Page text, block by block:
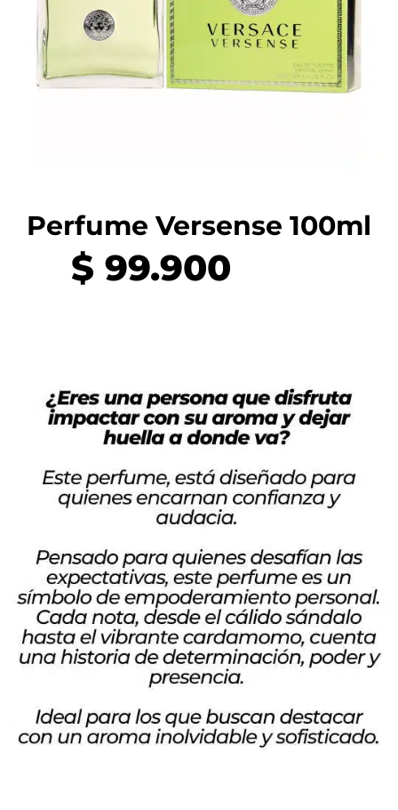
Perfume Versense 100ml
$ 99.900